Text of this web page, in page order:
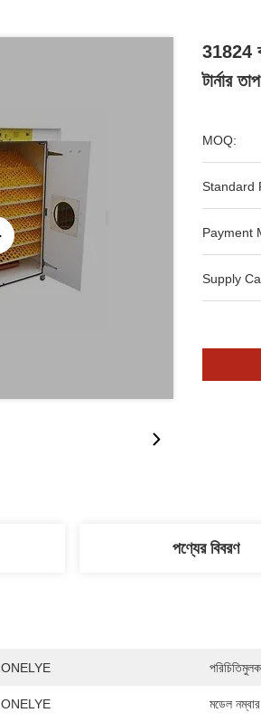
31824
টার্নার
MOQ:
Standard
Payment
Supply
পণ্যের বিবরণ
ONELYE
ONELYE মডেল নম্বার